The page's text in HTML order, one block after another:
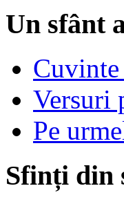
Un sfânt
Versuri
Pe
Sfinți din